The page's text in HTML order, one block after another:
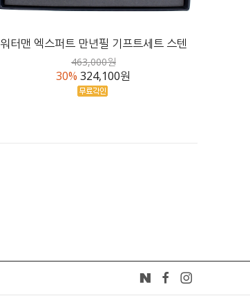
워터맨 엑스퍼트 만년필 기프트세트 스텐
463,000원
30% 324,100원